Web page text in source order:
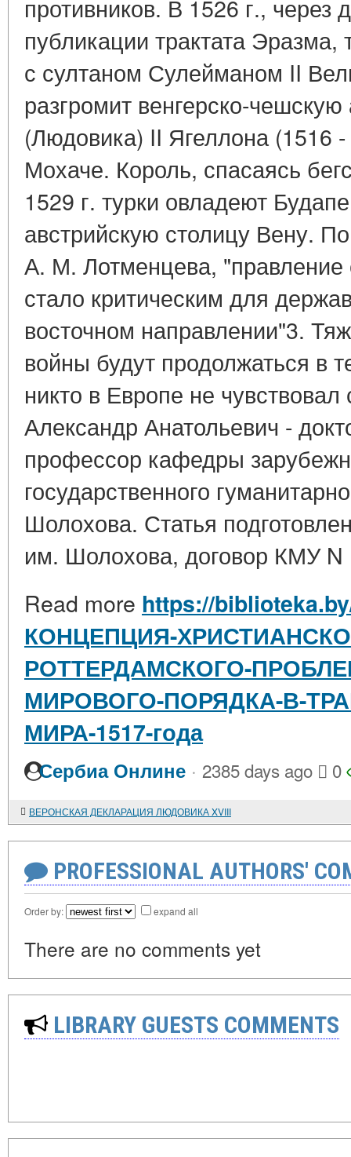
противников. В 1526 г., через
публикации трактата Эразма,
с султаном Сулейманом II
разгромит венгерско-
(Людовика) II Ягеллона (1516
Мохаче. Король, спасаясь
1529 г. турки овладеют
австрийскую столицу Вену.
А. М. Лотменцева,
стало критическим для
восточном направлении"3.
войны будут продолжаться в
никто в Европе не
Александр Анатольевич -
профессор кафедры
государственного
Шолохова. Статья
им. Шолохова, договор КМУ
Read more https://
КОНЦЕПЦИЯ-
РОТТЕРДАМСКОГО-
МИРОВОГО-ПОРЯДКА-В-
МИРА-1517-года
Сербиа Онлине · 2385 days ago 0
ВЕРОНСКАЯ ДЕКЛАРАЦИЯ ЛЮДОВИКА XVIII
PROFESSIONAL AUTHORS'
Order by: expand all
There are no comments yet
LIBRARY GUESTS COMMENTS